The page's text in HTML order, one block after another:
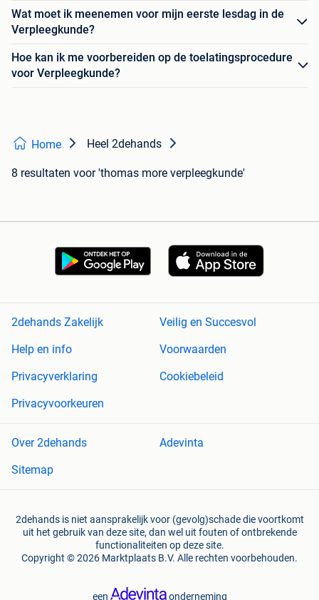
Wat moet ik meenemen voor mijn eerste lesdag in de
Verpleegkunde?
Hoe kan ik me voorbereiden op de toelatingsprocedure
voor Verpleegkunde?
Home Heel 2dehands
8 resultaten voor 'thomas more verpleegkunde'
2dehands Zakelijk
Veilig en Succesvol
Help en info
Voorwaarden
Privacyverklaring
Cookiebeleid
Privacyvoorkeuren
Over 2dehands
Adevinta
Sitemap
2dehands is niet aansprakelijk voor (gevolg)schade die voortkomt
uit het gebruik van deze site, dan wel uit fouten of ontbrekende
functionaliteiten op deze site.
Copyright © 2026 Marktplaats B.V. Alle rechten voorbehouden.
een onderneming